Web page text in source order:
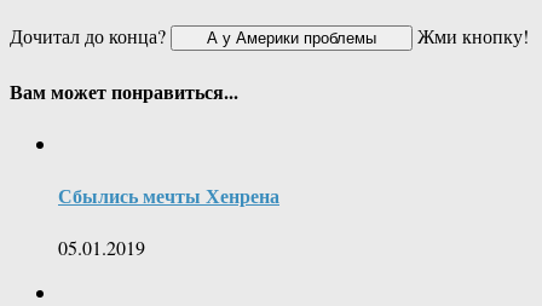
Дочитал до конца?
Жми кнопку!
Вам может понравиться...
Сбылись мечты Хенрена
05.01.2019